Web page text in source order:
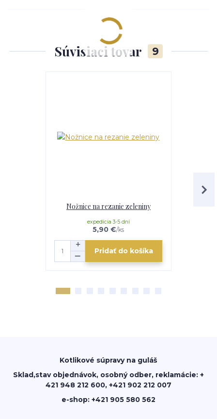
Súvisiaci tovar 9
Nožnice na rezanie zeleniny
5,90 €/ks
expedícia 3-5 dní
Pridať do košíka
Kotlikové súpravy na guláš
Sklad,stav objednávok, osobný odber, reklamácie: +
421 948 212 600, +421 902 212 007
e-shop: +421 905 580 562